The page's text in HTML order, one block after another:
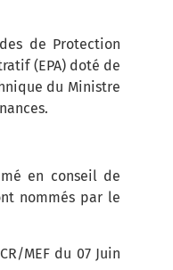
de Protection
(EPA) doté de
du Ministre
en conseil de
nommés par le
MEF du 07 Juin